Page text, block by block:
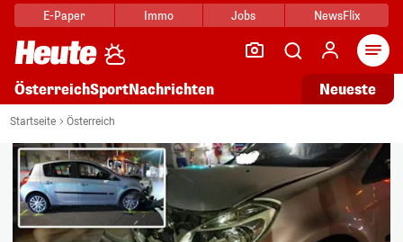
E-Paper Immo Jobs NewsFlix
ÖsterreichSportNachrichten Neueste
Startseite Österreich